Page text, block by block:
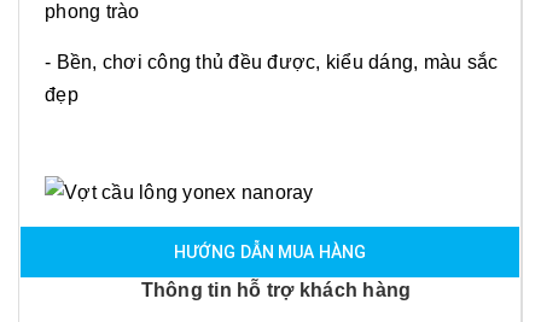
phong trào
- Bền, chơi công thủ đều được, kiểu dáng, màu sắc
đẹp
HƯỚNG DẪN MUA HÀNG
Thông tin hỗ trợ khách hàng